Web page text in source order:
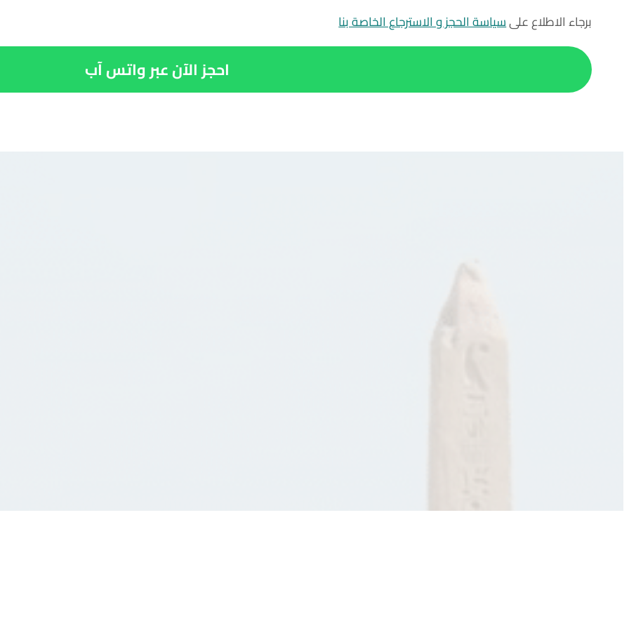
برجاء الاطلاع علىسياسة الحجز و الاسترجاع الخاصة بنا
احجز الآن عبر واتس آب